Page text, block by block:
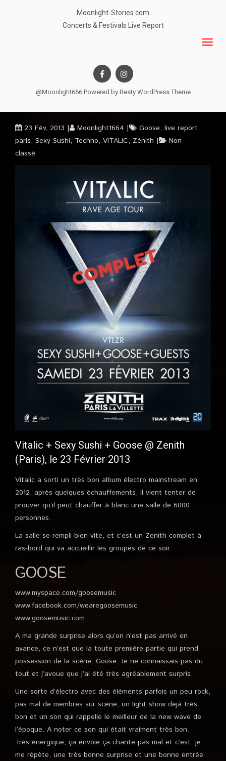
Moonlight-Stories.com
Concerts & Festivals Live Report
@Moonlight666 Powered by Besty WordPress Theme
23 Fév, 2013 Moonlight1664 Goose, live report,
paris, Sexy Sushi, Techno, VITALIC, Zénith
Non
classé
Vitalic + Sexy Sushi + Goose @ Zenith
(Paris), le 23 Février 2013
Vitalic a sorti un très bon album électro mainstream en
2012, après quelques échauffements, il vient tenter de
prouver qu’il peut chauffer à blanc une salle de 6000
personnes.
La salle se rempli bien vite, et c’est un Zenith complet à
ras-bord qui va accueillir les groupes de ce soir.
GOOSE
www.myspace.com/goosemusic
www.facebook.com/wearegoosemusic
www.goosemusic.com
A ma grande surprise alors qu’on n’est pas arrivé en
avance, ce n’est que la toute première partie qui prend
possession de la scène. Goose. Je ne connaissais pas du
tout et j’avoue que j’ai été très agréablement surpris.
Une sorte d’électro avec des éléments parfois un peu rock,
pas mal de membres sur scène, un light show déjà très
bon et un son qui rappelle le meilleur de la new wave de
l’époque. A noter ce son qui était vraiment très bon.
Très énergique, ça envoie ça chante pas mal et c’est, je
me répète, une très bonne surprise et une bonne entrée